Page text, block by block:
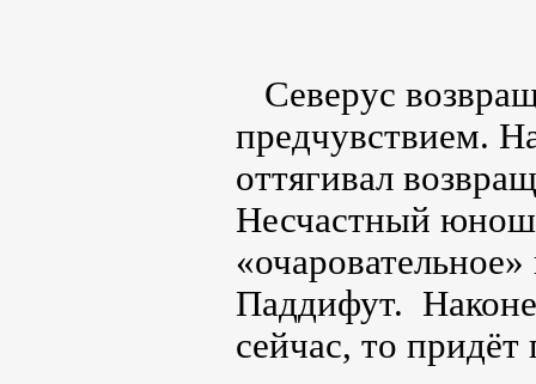
Северус
предчувствием.
оттягивал
Несчастный
Паддифут.
сейчас, то придёт